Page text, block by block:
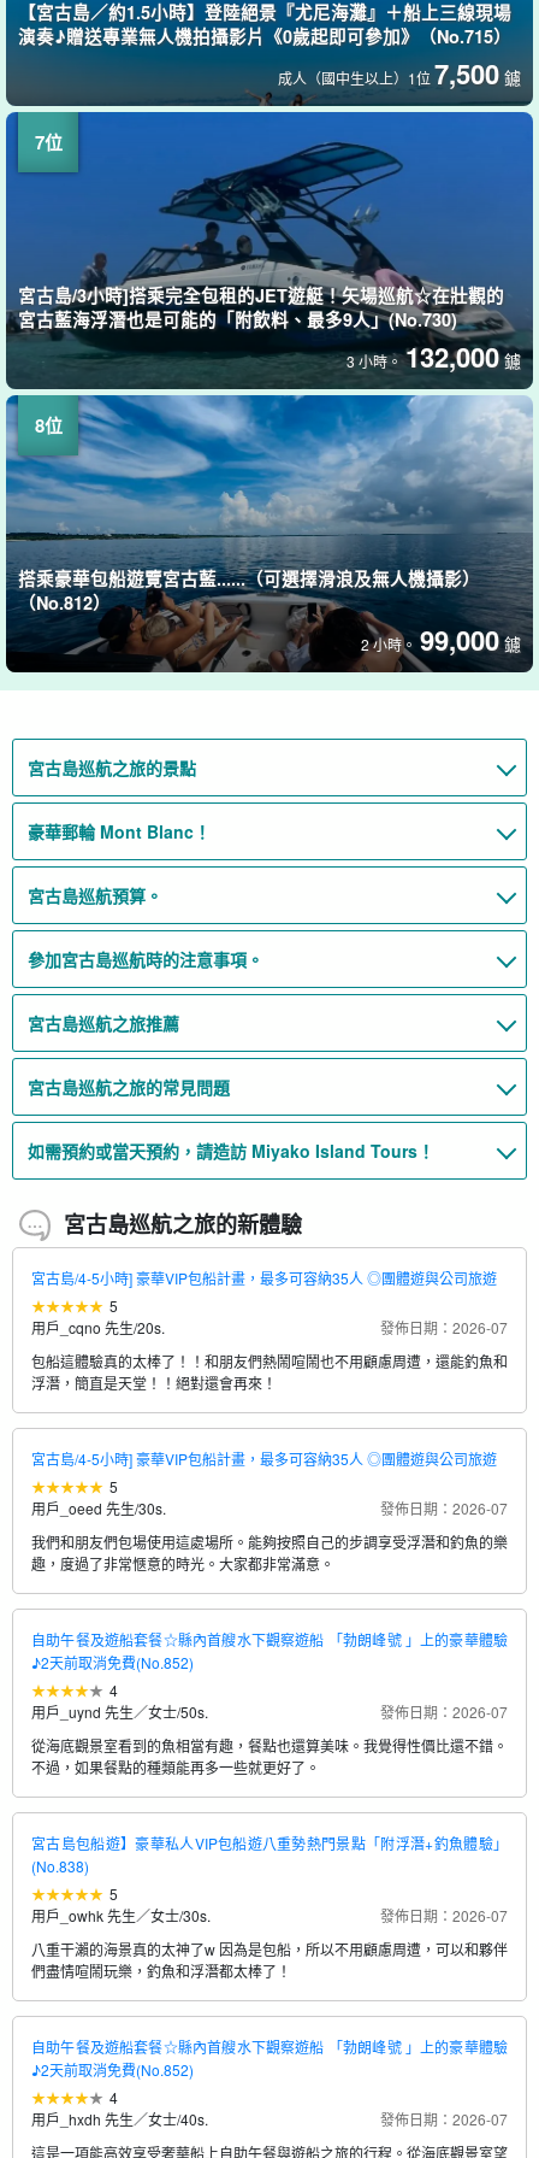
【宮古島／約1.5小時】登陸絕景『尤尼海灘』＋船上三線現場
演奏♪贈送專業無人機拍攝影片《0歲起即可參加》（No.715）
成人（國中生以上）1位 7,500 鑢
宮古島/3小時]搭乘完全包租的JET遊艇！矢場巡航☆在壯觀的
宮古藍海浮潛也是可能的「附飲料、最多9人」(No.730)
3 小時。132,000 鑢
搭乘豪華包船遊覽宮古藍......（可選擇滑浪及無人機攝影）
（No.812）
2 小時。 99,000 鑢
宮古島巡航之旅的景點
豪華郵輪 Mont Blanc！
宮古島巡航預算。
參加宮古島巡航時的注意事項。
宮古島巡航之旅推薦
宮古島巡航之旅的常見問題
如需預約或當天預約，請造訪 Miyako Island Tours！
宮古島巡航之旅的新體驗
宮古島/4-5小時] 豪華VIP包船計畫，最多可容納35人 ◎團體遊與公司旅遊
5
用戶_cqno 先生/20s.
發佈日期：2026-07
包船這體驗真的太棒了！！和朋友們熱鬧喧鬧也不用顧慮周遭，還能釣魚和
浮潛，簡直是天堂！！絕對還會再來！
宮古島/4-5小時] 豪華VIP包船計畫，最多可容納35人 ◎團體遊與公司旅遊
5
用戶_oeed 先生/30s.
發佈日期：2026-07
我們和朋友們包場使用這處場所。能夠按照自己的步調享受浮潛和釣魚的樂
趣，度過了非常愜意的時光。大家都非常滿意。
自助午餐及遊船套餐☆縣內首艘水下觀察遊船 「勃朗峰號 」上的豪華體驗
♪2天前取消免費(No.852)
4
用戶_uynd 先生／女士/50s.
發佈日期：2026-07
從海底觀景室看到的魚相當有趣，餐點也還算美味。我覺得性價比還不錯。
不過，如果餐點的種類能再多一些就更好了。
宮古島包船遊】豪華私人VIP包船遊八重勢熱門景點「附浮潛+釣魚體驗」
(No.838)
5
用戶_owhk 先生／女士/30s.
發佈日期：2026-07
八重干瀨的海景真的太神了w 因為是包船，所以不用顧慮周遭，可以和夥伴
們盡情喧鬧玩樂，釣魚和浮潛都太棒了！
自助午餐及遊船套餐☆縣內首艘水下觀察遊船 「勃朗峰號 」上的豪華體驗
♪2天前取消免費(No.852)
4
用戶_hxdh 先生／女士/40s.
發佈日期：2026-07
這是一項能高效享受奢華船上自助午餐與遊船之旅的行程。從海底觀景室望